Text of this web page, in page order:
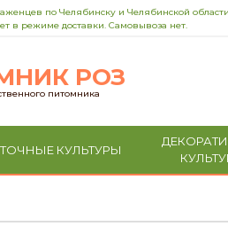
по Челябинску и Челябинской области
в режиме доставки. Самовывоза нет.
РОЗ
питомника
КУЛЬТУРЫ